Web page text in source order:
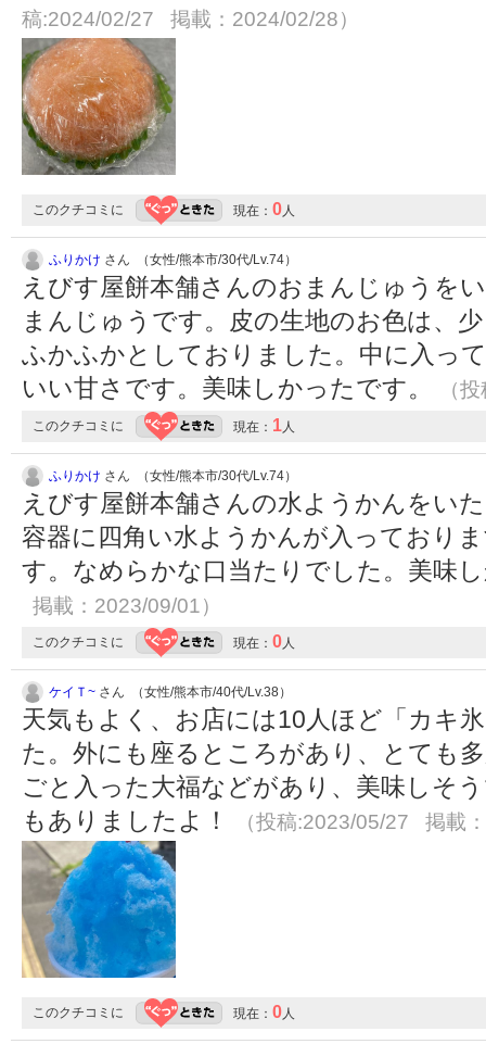
稿:2024/02/27 掲載：2024/02/28）
このクチコミに 現在： 0人
ふりかけ さん （女性/熊本市/30代/Lv.74）
えびす屋餅本舗さんのおまんじゅうを
まんじゅうです。皮の生地のお色は、
ふかふかとしておりました。中に入っ
いい甘さです。美味しかったです。
（
このクチコミに 現在： 1人
ふりかけ さん （女性/熊本市/30代/Lv.74）
えびす屋餅本舗さんの水ようかんをい
容器に四角い水ようかんが入っており
す。なめらかな口当たりでした。美味
掲載：2023/09/01）
このクチコミに 現在： 0人
ケイＴ~ さん （女性/熊本市/40代/Lv.38）
天気もよく、お店には10人ほど「カキ
た。外にも座るところがあり、とても
ごと入った大福などがあり、美味しそ
もありましたよ！
（投稿:2023/05/27 掲載
このクチコミに 現在： 0人